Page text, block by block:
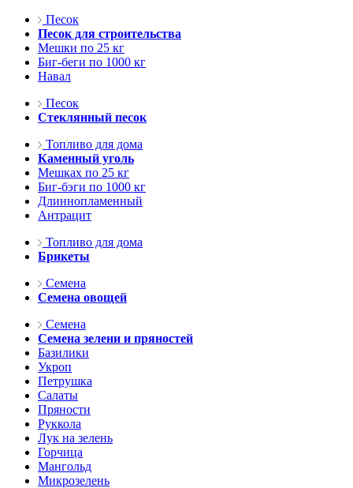
Песок
Песок для строительства
Мешки по 25 кг
Биг-беги по 1000 кг
Навал
Песок
Стеклянный песок
Топливо для дома
Каменный уголь
Мешках по 25 кг
Биг-бэги по 1000 кг
Длиннопламенный
Антрацит
Топливо для дома
Брикеты
Семена
Семена овощей
Семена
Семена зелени и пряностей
Базилики
Укроп
Петрушка
Салаты
Пряности
Руккола
Лук на зелень
Горчица
Мангольд
Микрозелень